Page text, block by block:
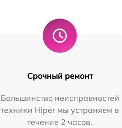
Срочный ремонт
Большинство неисправностей
техники Hiper мы устраняем в
течение 2 часов.